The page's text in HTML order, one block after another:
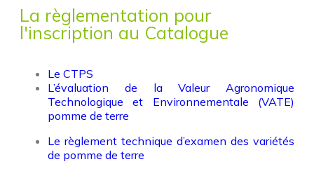
La règlementation pour
l'inscription au Catalogue
Le CTPS
L’évaluation de la Valeur Agronomique
Technologique et Environnementale (VATE)
pomme de terre
Le règlement technique d’examen des variétés
de pomme de terre